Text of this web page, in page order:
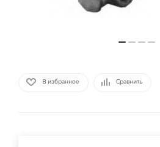
В избранное Сравнить